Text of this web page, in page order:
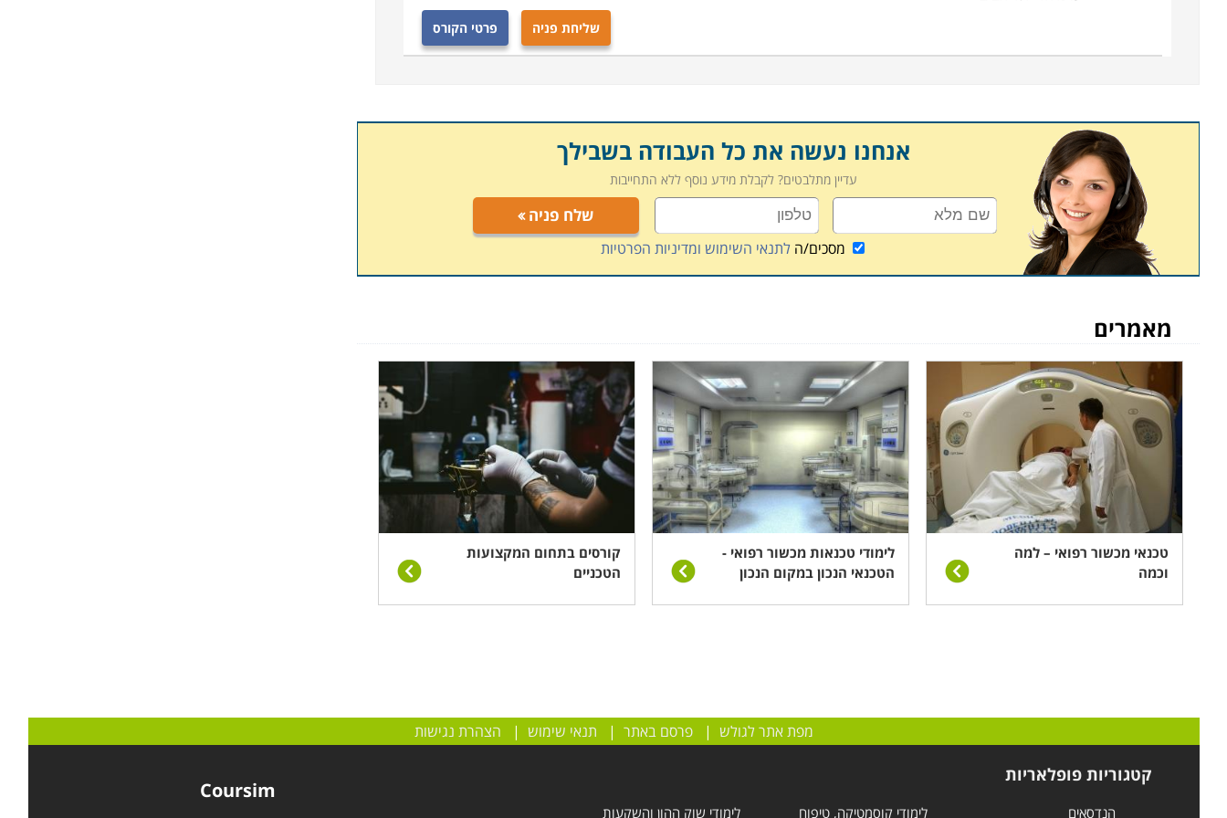
אפשרויות התעסוקה בתחום הן רבות ומגוונות, שכן ניתן גם לעסוק בשיווק של מכשור, ולעבור להיבט השיווקי בתחום זה.
המקצועי. לימודי קורס טכנאי מכשור רפואי, מתקיימים במספר מקומות לימוד ברחבי הארץ: חיפה, תל אביב, רמת – גן,
כפר סבא, נתניה ובעוד מקומות לימוד רבים נוספים אחרים, כך שכל אחד יוכל למצוא קורס זה בקרבת מגוריו.
שליחת פניה פרטי הקורס
אנחנו נעשה את כל העבודה בשבילך
עדיין מתלבטים? לקבלת מידע נוסף ללא התחייבות
שלח פניה
מסכים/הלתנאי השימוש ומדיניות הפרטיות
מאמרים
טכנאי מכשור רפואי – למה
וכמה
לימודי טכנאות מכשור רפואי -
הטכנאי הנכון במקום הנכון
קורסים בתחום המקצועות
הטכניים
מפת אתר לגולש |פרסם באתר | תנאי שימוש | הצהרת נגישות
קטגוריות פופלאריות
הנדסאים לימודי קוסמטיקה, טיפוח לימודי שוק ההון והשקעות
Coursim